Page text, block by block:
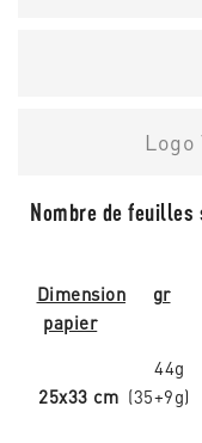
Nombre de feuilles
Dimension
papier
gr
25x33 cm
44g
(35+9g)